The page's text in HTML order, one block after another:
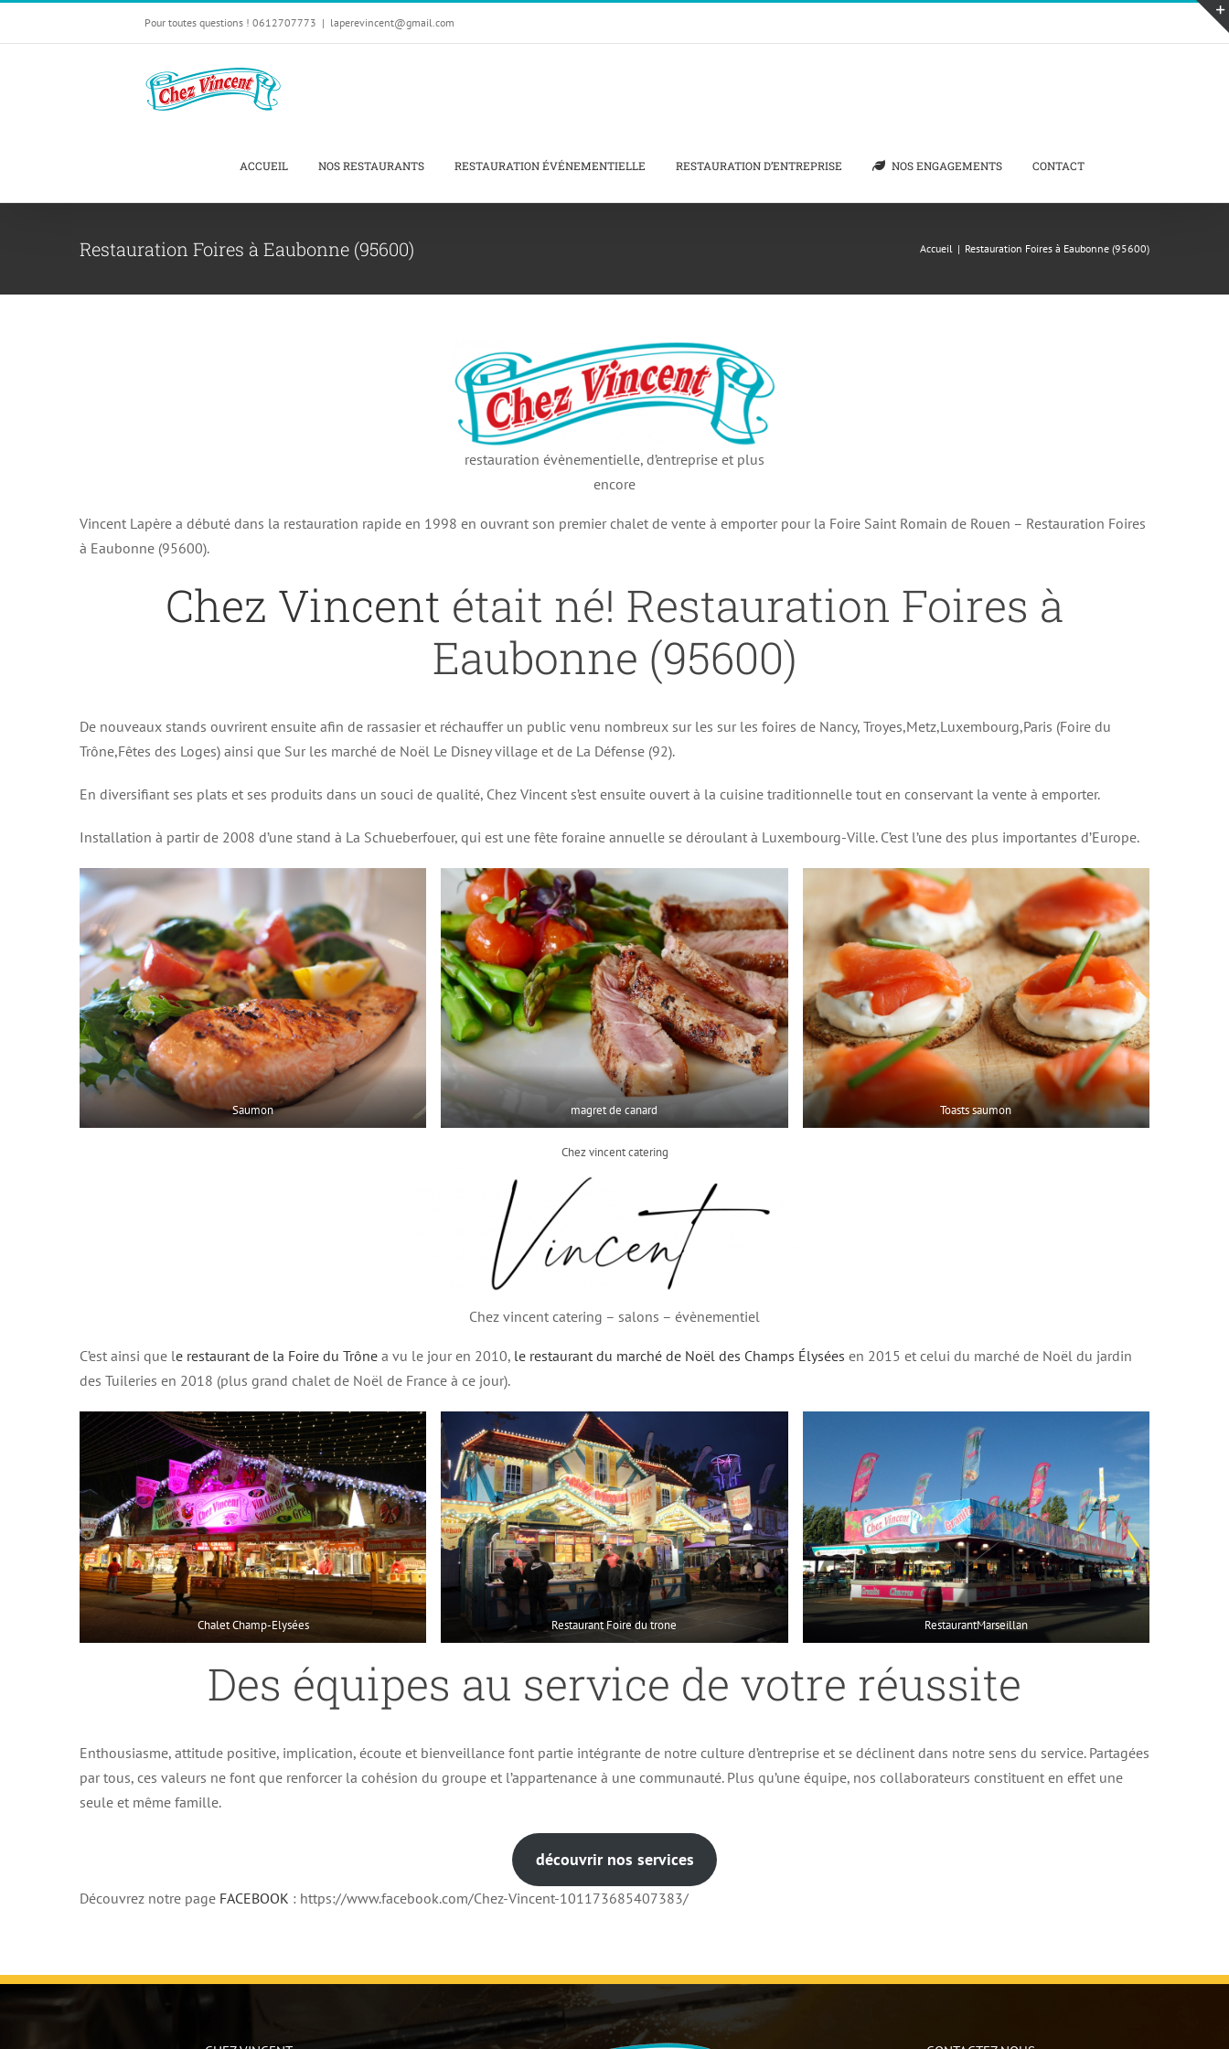
Pour toutes questions ! 0612707773 | laperevincent@gmail.com
ACCUEIL NOS RESTAURANTS RESTAURATION ÉVÉNEMENTIELLE RESTAURATION D’ENTREPRISE NOS ENGAGEMENTS CONTACT
Restauration Foires à Eaubonne (95600) Accueil | Restauration Foires à Eaubonne (95600)
restauration évènementielle, d’entreprise et plus
encore
Vincent Lapère a débuté dans la restauration rapide en 1998 en ouvrant son premier chalet de vente à emporter pour la Foire Saint Romain de Rouen – Restauration Foires
à Eaubonne (95600).
Chez Vincent était né! Restauration Foires à
Eaubonne (95600)
De nouveaux stands ouvrirent ensuite afin de rassasier et réchauffer un public venu nombreux sur les sur les foires de Nancy, Troyes,Metz,Luxembourg,Paris (Foire du
Trône,Fêtes des Loges) ainsi que Sur les marché de Noël Le Disney village et de La Défense (92).
En diversifiant ses plats et ses produits dans un souci de qualité, Chez Vincent s’est ensuite ouvert à la cuisine traditionnelle tout en conservant la vente à emporter.
Installation à partir de 2008 d’une stand à La Schueberfouer, qui est une fête foraine annuelle se déroulant à Luxembourg-Ville. C’est l’une des plus importantes d’Europe.
Saumon magret de canard Toasts saumon
Chez vincent catering
Chez vincent catering – salons – évènementiel
C’est ainsi que le restaurant de la Foire du Trône a vu le jour en 2010, le restaurant du marché de Noël des Champs Élysées en 2015 et celui du marché de Noël du jardin
des Tuileries en 2018 (plus grand chalet de Noël de France à ce jour).
Chalet Champ-Elysées Restaurant Foire du trone RestaurantMarseillan
Des équipes au service de votre réussite
Enthousiasme, attitude positive, implication, écoute et bienveillance font partie intégrante de notre culture d’entreprise et se déclinent dans notre sens du service. Partagées
par tous, ces valeurs ne font que renforcer la cohésion du groupe et l’appartenance à une communauté. Plus qu’une équipe, nos collaborateurs constituent en effet une
seule et même famille.
découvrir nos services
Découvrez notre page FACEBOOK : https://www.facebook.com/Chez-Vincent-101173685407383/